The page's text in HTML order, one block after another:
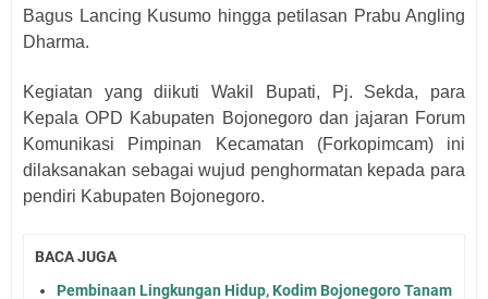
Bagus Lancing Kusumo hingga petilasan Prabu Angling
Dharma.
Kegiatan yang diikuti Wakil Bupati, Pj. Sekda, para
Kepala OPD Kabupaten Bojonegoro dan jajaran Forum
Komunikasi Pimpinan Kecamatan (Forkopimcam) ini
dilaksanakan sebagai wujud penghormatan kepada para
pendiri Kabupaten Bojonegoro.
BACA JUGA
Pembinaan Lingkungan Hidup, Kodim Bojonegoro Tanam